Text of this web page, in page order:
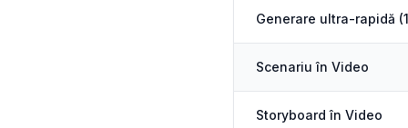
Generare ultra-rapidă
Scenariu în Video
Storyboard în Video